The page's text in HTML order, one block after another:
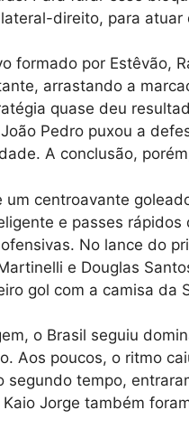
direito, para atuar
formado por Estêvão,
arrastando a
quase deu
Pedro puxou a
A conclusão,
centroavante
e passes
No lance do
e Douglas
gol com a camisa da
o Brasil seguiu
Aos poucos, o ritmo
segundo tempo,
Jorge também